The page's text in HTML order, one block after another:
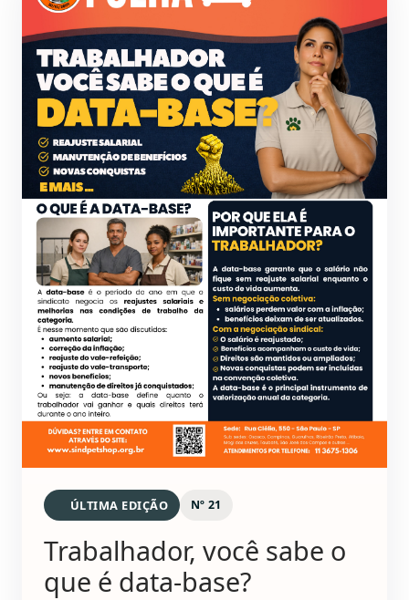
ÚLTIMA EDIÇÃO Nº 21
Trabalhador, você sabe o
que é data-base?